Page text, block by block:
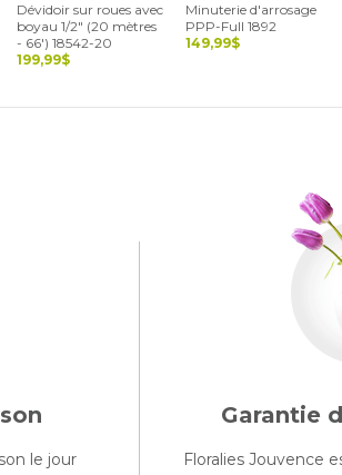
Dévidoir sur roues avec
boyau 1/2" (20 mètres
- 66') 18542-20
199,99$
Minuterie d'arrosage
PPP-Full 1892
149,99$
le jour
Garantie
Floralies Jouvence